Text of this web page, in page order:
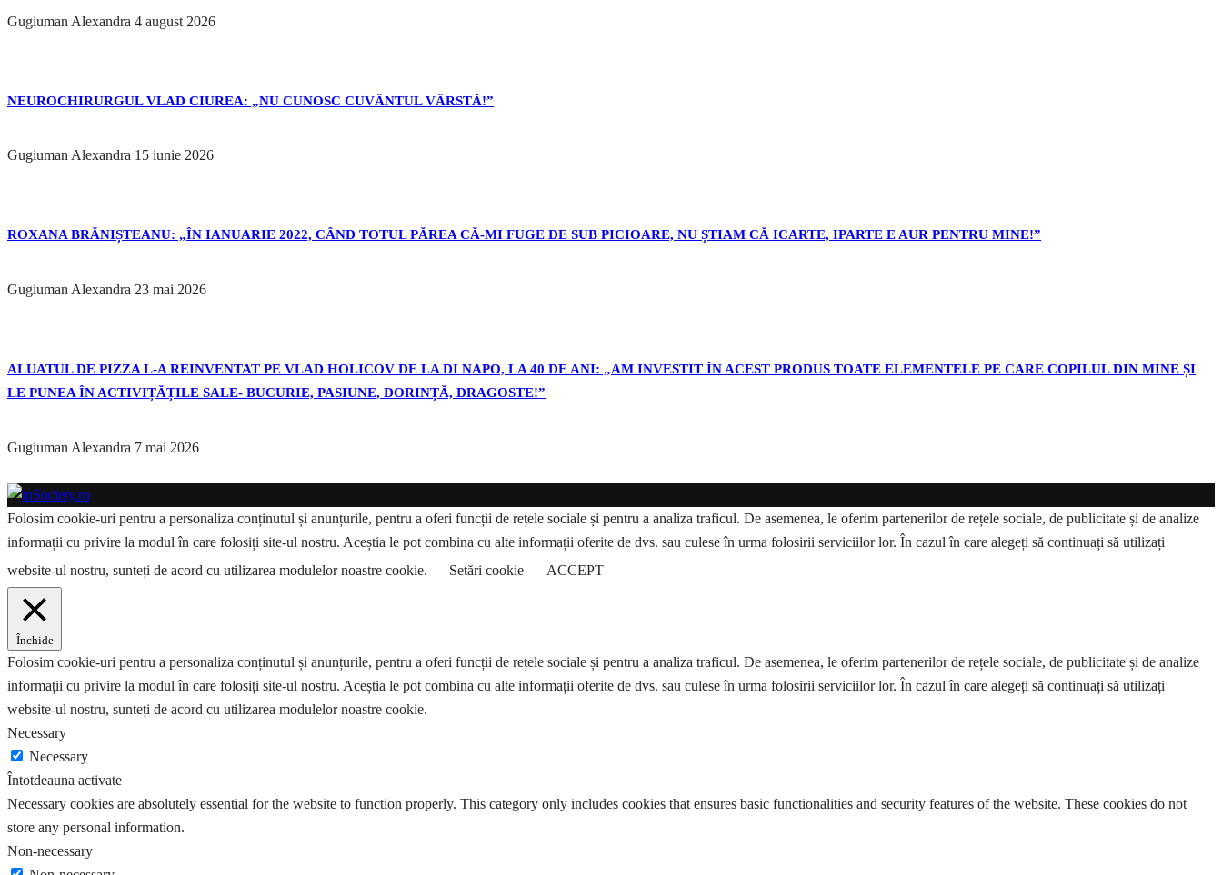
Gugiuman Alexandra 4 august 2026
NEUROCHIRURGUL VLAD CIUREA: „NU CUNOSC CUVÂNTUL VÂRSTĂ!”
Gugiuman Alexandra 15 iunie 2026
ROXANA BRĂNIȘTEANU: „ÎN IANUARIE 2022, CÂND TOTUL PĂREA CĂ-MI FUGE DE SUB PICIOARE, NU ȘTIAM CĂ ICARTE, IPARTE E AUR PENTRU MINE!”
Gugiuman Alexandra 23 mai 2026
ALUATUL DE PIZZA L-A REINVENTAT PE VLAD HOLICOV DE LA DI NAPO, LA 40 DE ANI: „AM INVESTIT ÎN ACEST PRODUS TOATE ELEMENTELE PE CARE COPILUL DIN MINE ȘI
LE PUNEA ÎN ACTIVIȚĂȚILE SALE- BUCURIE, PASIUNE, DORINȚĂ, DRAGOSTE!”
Gugiuman Alexandra 7 mai 2026
Folosim cookie-uri pentru a personaliza conținutul și anunțurile, pentru a oferi funcții de rețele sociale și pentru a analiza traficul. De asemenea, le oferim partenerilor de rețele sociale, de publicitate și de analize
informații cu privire la modul în care folosiți site-ul nostru. Aceștia le pot combina cu alte informații oferite de dvs. sau culese în urma folosirii serviciilor lor. În cazul în care alegeți să continuați să utilizați
website-ul nostru, sunteți de acord cu utilizarea modulelor noastre cookie.
Setări cookie ACCEPT
Închide
Folosim cookie-uri pentru a personaliza conținutul și anunțurile, pentru a oferi funcții de rețele sociale și pentru a analiza traficul. De asemenea, le oferim partenerilor de rețele sociale, de publicitate și de analize
informații cu privire la modul în care folosiți site-ul nostru. Aceștia le pot combina cu alte informații oferite de dvs. sau culese în urma folosirii serviciilor lor. În cazul în care alegeți să continuați să utilizați
website-ul nostru, sunteți de acord cu utilizarea modulelor noastre cookie.
Necessary
Necessary
Întotdeauna activate
Necessary cookies are absolutely essential for the website to function properly. This category only includes cookies that ensures basic functionalities and security features of the website. These cookies do not
store any personal information.
Non-necessary